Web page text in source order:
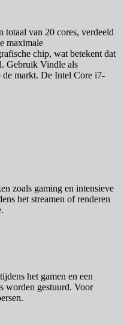
van 20 cores, verdeeld
maximale
chip, wat betekent dat
Gebruik Vindle als
de markt. De Intel Core i7-
zoals gaming en intensieve
het streamen of renderen
het gamen en een
worden gestuurd. Voor